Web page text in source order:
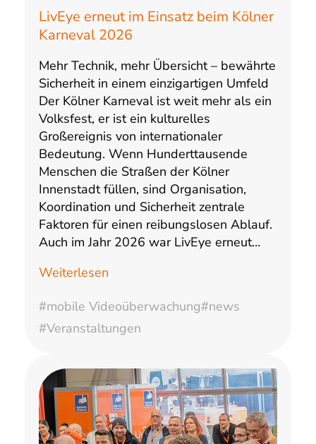
LivEye erneut im Einsatz beim Kölner
Karneval 2026
Mehr Technik, mehr Übersicht – bewährte
Sicherheit in einem einzigartigen Umfeld
Der Kölner Karneval ist weit mehr als ein
Volksfest, er ist ein kulturelles
Großereignis von internationaler
Bedeutung. Wenn Hunderttausende
Menschen die Straßen der Kölner
Innenstadt füllen, sind Organisation,
Koordination und Sicherheit zentrale
Faktoren für einen reibungslosen Ablauf.
Auch im Jahr 2026 war LivEye erneut…
Weiterlesen
#mobile Videoüberwachung#news
#Veranstaltungen